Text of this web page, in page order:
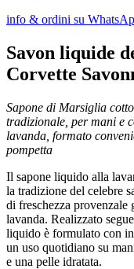
info & ordini su
Savon liquide
Corvette
Sapone di Marsiglia
tradizionale, per mani e
lavanda, formato
pompetta
Il sapone liquido alla
la tradizione del celebre
di freschezza
lavanda. Realizzato
liquido è formulato con
un uso quotidiano su
e una pelle idratata.